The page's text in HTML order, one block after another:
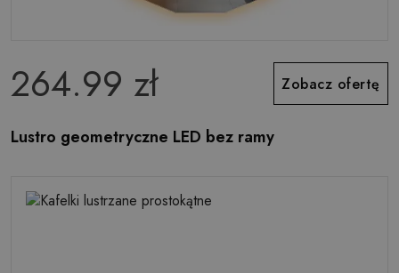
264.99 zł Zobacz ofertę
Lustro geometryczne LED bez ramy